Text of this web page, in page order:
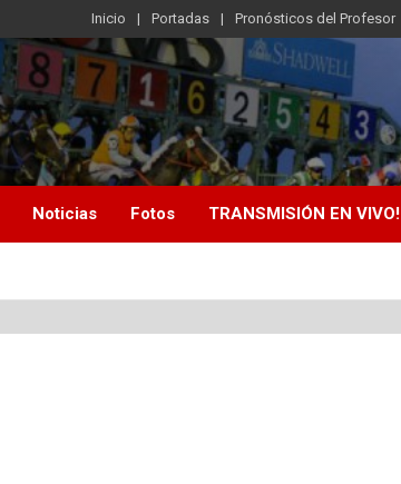
Inicio Portadas Pronósticos del Profesor
Noticias Fotos TRANSMISIÓN EN VIVO!